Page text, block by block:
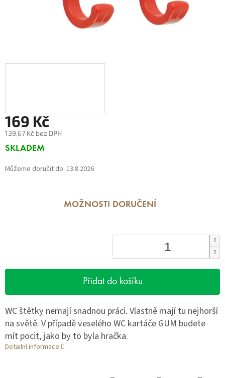
169 Kč
139,67 Kč bez DPH
Měrná
SKLADEM
Můžeme doručit do: 13.8.2026
MOŽNOSTI DORUČENÍ
Přidat do košíku
WC štětky nemají snadnou práci. Vlastně mají tu nejhorší
na světě. V případě veselého WC kartáče GUM budete
mít pocit, jako by to byla hračka.
Detailní informace